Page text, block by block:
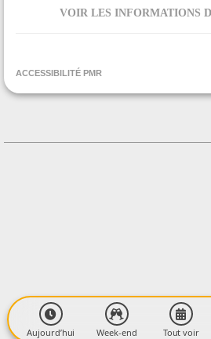
VOIR LES INFORMATIONS
ACCESSIBILITÉ PMR
Aujourd’hui Week-end Tout voir